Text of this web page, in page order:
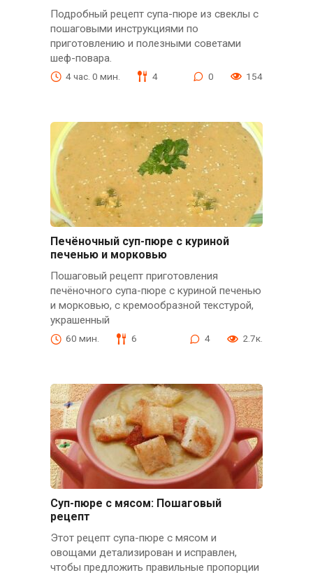
Подробный рецепт супа-пюре из свеклы с
пошаговыми инструкциями по
приготовлению и полезными советами
шеф-повара.
4 час. 0 мин. 4 0 154
Печёночный суп-пюре с куриной
печенью и морковью
Пошаговый рецепт приготовления
печёночного супа-пюре с куриной печенью
и морковью, с кремообразной текстурой,
украшенный
60 мин. 6 4 2.7к.
Суп-пюре с мясом: Пошаговый
рецепт
Этот рецепт супа-пюре с мясом и
овощами детализирован и исправлен,
чтобы предложить правильные пропорции